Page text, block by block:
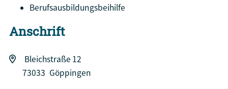
Berufsausbildungsbeihilfe
Anschrift
Bleichstraße 12
73033 Göppingen